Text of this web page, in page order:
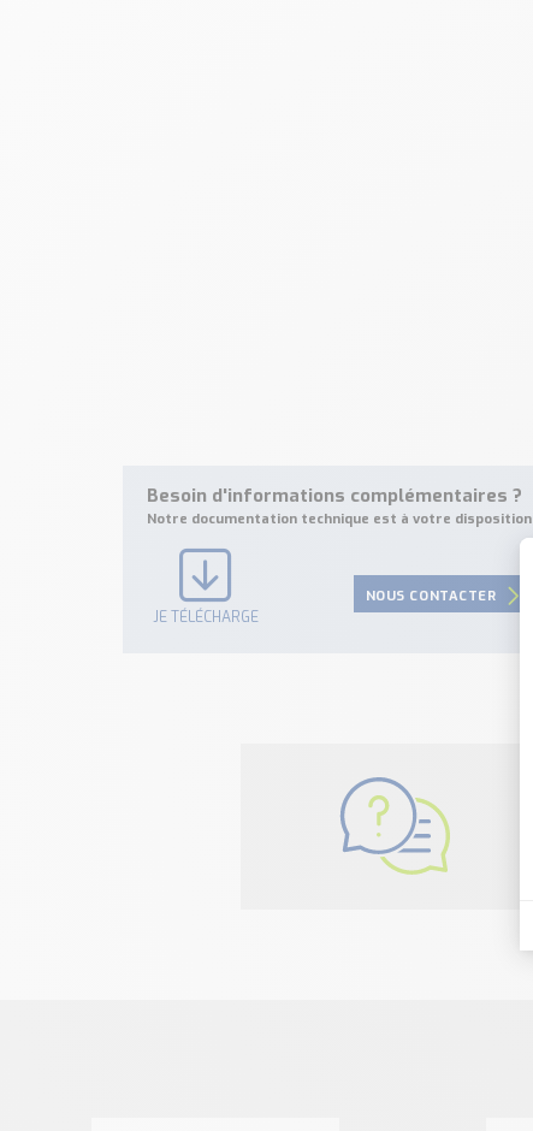
Besoin d'informations complémentaires ?
Notre documentation technique est à votre disposition
JE TÉLÉCHARGE
NOUS CONTACTER